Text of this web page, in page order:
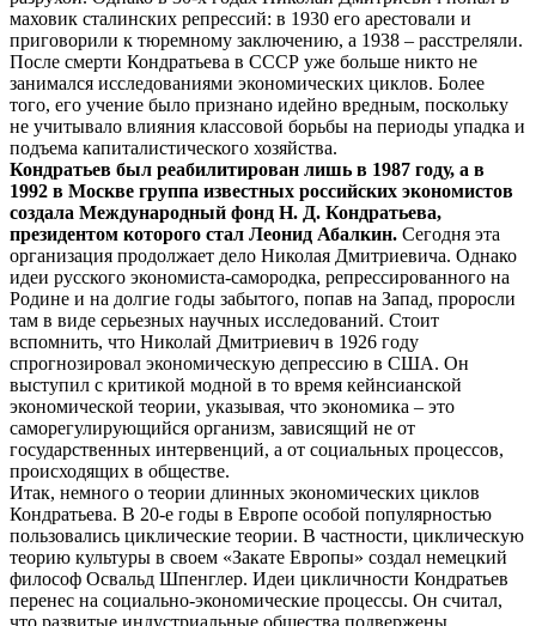
маховик сталинских репрессий: в 1930 его арестовали и
приговорили к тюремному заключению, а 1938 – расстреляли.
После смерти Кондратьева в СССР уже больше никто не
занимался исследованиями экономических циклов. Более
того, его учение было признано идейно вредным, поскольку
не учитывало влияния классовой борьбы на периоды упадка и
подъема капиталистического хозяйства.
Кондратьев был реабилитирован лишь в 1987 году, а в
1992 в Москве группа известных российских экономистов
создала Международный фонд Н. Д. Кондратьева,
президентом которого стал Леонид Абалкин. Сегодня эта
организация продолжает дело Николая Дмитриевича. Однако
идеи русского экономиста-самородка, репрессированного на
Родине и на долгие годы забытого, попав на Запад, проросли
там в виде серьезных научных исследований. Стоит
вспомнить, что Николай Дмитриевич в 1926 году
спрогнозировал экономическую депрессию в США. Он
выступил с критикой модной в то время кейнсианской
экономической теории, указывая, что экономика – это
саморегулирующийся организм, зависящий не от
государственных интервенций, а от социальных процессов,
происходящих в обществе.
Итак, немного о теории длинных экономических циклов
Кондратьева. В 20-е годы в Европе особой популярностью
пользовались циклические теории. В частности, циклическую
теорию культуры в своем «Закате Европы» создал немецкий
философ Освальд Шпенглер. Идеи цикличности Кондратьев
перенес на социально-экономические процессы. Он считал,